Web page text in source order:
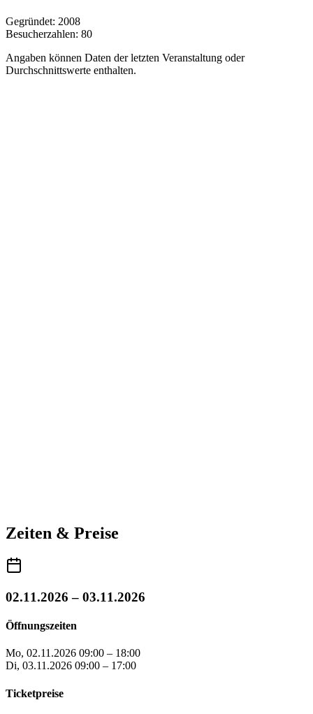
Gegründet: 2008
Besucherzahlen: 80
Angaben können Daten der letzten Veranstaltung oder
Durchschnittswerte enthalten.
Zeiten & Preise
02.11.2026 – 03.11.2026
Öffnungszeiten
Mo, 02.11.2026 09:00 – 18:00
Di, 03.11.2026 09:00 – 17:00
Ticketpreise